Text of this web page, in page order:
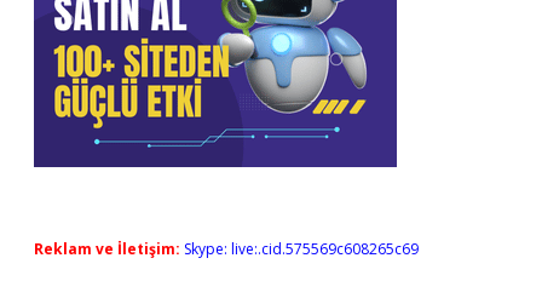
Reklam ve İletişim: Skype: live:.cid.575569c608265c69